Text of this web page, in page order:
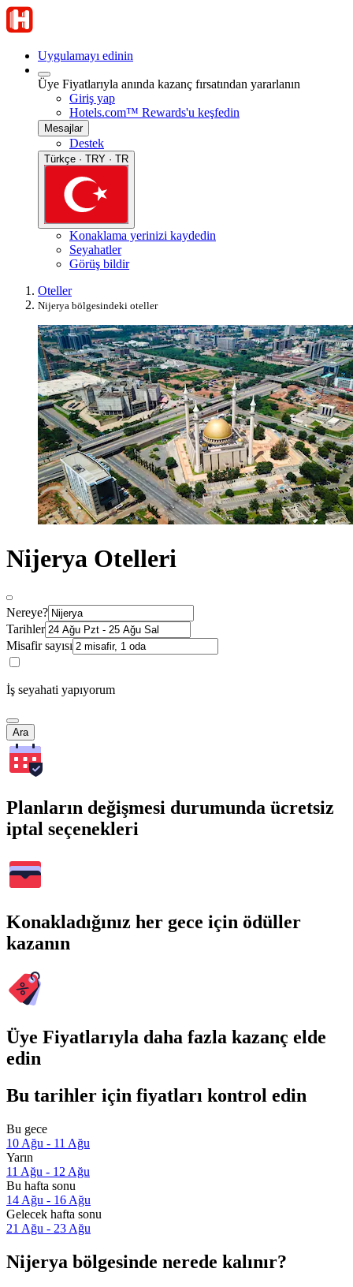
Uygulamayı edinin
Üye Fiyatlarıyla anında kazanç fırsatından yararlanın
Giriş yap
Hotels.com™ Rewards'u keşfedin
Mesajlar
Destek
Türkçe · TRY · TR
Konaklama yerinizi kaydedin
Seyahatler
Görüş bildir
Oteller
Nijerya bölgesindeki oteller
Nijerya Otelleri
Nereye?
Tarihler
Misafir sayısı
İş seyahati yapıyorum
Ara
Planların değişmesi durumunda ücretsiz
iptal seçenekleri
Konakladığınız her gece için ödüller
kazanın
Üye Fiyatlarıyla daha fazla kazanç elde
edin
Bu tarihler için fiyatları kontrol edin
Bu gece
10 Ağu - 11 Ağu
Yarın
11 Ağu - 12 Ağu
Bu hafta sonu
14 Ağu - 16 Ağu
Gelecek hafta sonu
21 Ağu - 23 Ağu
Nijerya bölgesinde nerede kalınır?